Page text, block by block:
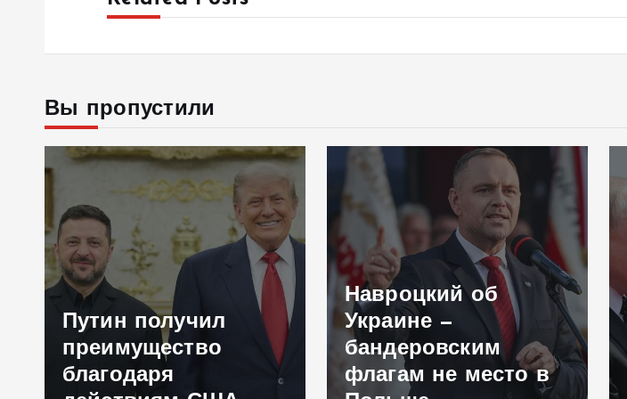
Вы пропустили
Путин получил
преимущество
благодаря
Навроцкий об
Украине —
бандеровским
флагам не место в